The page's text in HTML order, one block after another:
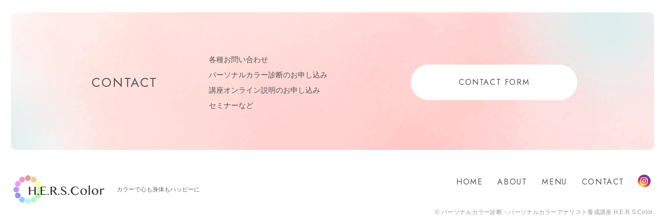
CONTACT
各種お問い合わせ
パーソナルカラー診断のお申し込み
講座オンライン説明のお申し込み
セミナーなど
CONTACT FORM
HOME ABOUT MENU CONTACT
カラーで心も身体もハッピーに
© パーソナルカラー診断・パーソナルカラーアナリスト養成講座 H.E.R.S.Color.